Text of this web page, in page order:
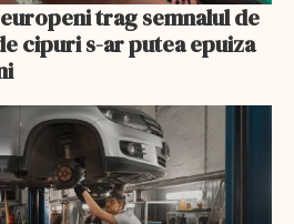
trag semnalul de
cipuri s-ar putea epuiza